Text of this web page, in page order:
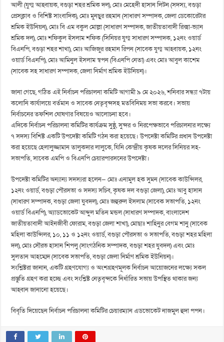
আলী (যুগ্ম আহ্বায়ক, বগুড়া শহর শ্রমিক দল), মোঃ মেহেদী হাসান লিটন (সদস্য, বগুড়া
প্রেসক্লাব ও বিশিষ্ট সাংবাদিক), মোঃ মুনছুর রহমান (সাধারণ সম্পাদক, জেলা ডেকোরেটার
শ্রমিক ইউনিয়ন), মোঃ বি এম বকুল মোল্লা (সাধারণ সম্পাদক, জাতীয়তাবাদী রিক্সা-ভ্যান
শ্রমিক দল), মোঃ শফিকুল ইসলাম শফিক (সিনিয়র যুগ্ম সাধারণ সম্পাদক, ১২নং ওয়ার্ড
বিএনপি, বগুড়া শহর শাখা), মোঃ আজিজুর রহমান রিপন (সাবেক যুগ্ম আহ্বায়ক, ১২নং
ওয়ার্ড বিএনপি), মোঃ আমিনুল ইসলাম স্বপন (বিএনপি নেতা) এবং মোঃ আবুল কাশেম
(সাবেক সহ সাধারণ সম্পাদক, জেলা নির্মাণ শ্রমিক ইউনিয়ন)।
জানা গেছে, গঠিত এই নির্বাচন পরিচালনা কমিটি আগামী ৯ মে ২০২৬, শনিবার সন্ধ্যা ৭টায়
কলোনি কার্যালয়ে বর্তমান ও সাবেক নেতৃবৃন্দসহ মতবিনিময় সভা করবে। সভায়
নির্বাচনের তফশিল ঘোষণার বিষয়েও আলোচনা হবে।
এদিকে নির্বাচন পরিচালনা কমিটির কার্যক্রম সুষ্ঠু, সুন্দর ও নিরপেক্ষভাবে পরিচালনার লক্ষ্যে
৭ সদস্য বিশিষ্ট একটি উপদেষ্টা কমিটি গঠন করা হয়েছে। উপদেষ্টা কমিটির প্রধান উপদেষ্টা
করা হয়েছে হেলালুজ্জামান তালুকদার লালুকে, যিনি কেন্দ্রীয় কৃষক দলের সিনিয়র সহ-
সভাপতি, সাবেক এমপি ও বিএনপি চেয়ারপারসনের উপদেষ্টা।
উপদেষ্টা কমিটির অন্যান্য সদস্যরা হলেন— মোঃ এনামুল হক সুমন (সাবেক কাউন্সিলর,
১২নং ওয়ার্ড, বগুড়া পৌরসভা ও সদস্য সচিব, কৃষক দল বগুড়া জেলা), মোঃ আবু হাসান
(সাধারণ সম্পাদক, বগুড়া জেলা যুবদল), মোঃ জহুরুল ইসলাম (সাবেক সভাপতি, ১২নং
ওয়ার্ড বিএনপি), অ্যাডভোকেট আব্দুল মতিন মন্ডল (সাধারণ সম্পাদক, বাংলাদেশ
জাতীয়তাবাদী আইনজীবী ফোরাম, বগুড়া জেলা শাখা), মোছাঃ শাহিনুর বেগম শানু (সাবেক
মহিলা কাউন্সিলর, ১০, ১১ ও ১২নং ওয়ার্ড, বগুড়া পৌরসভা ও সভাপতি, বগুড়া শহর মহিলা
দল), মোঃ সৌরভ হাসান শিপলু (সাংগঠনিক সম্পাদক, বগুড়া শহর যুবদল) এবং মোঃ
সুলতান আহম্মেদ (সাবেক সভাপতি, বগুড়া জেলা নির্মাণ শ্রমিক ইউনিয়ন)।
সংশ্লিষ্টরা জানান, একটি গ্রহণযোগ্য ও অংশগ্রহণমূলক নির্বাচন আয়োজনের লক্ষ্যে সকল
প্রস্তুতি গ্রহণ করা হচ্ছে এবং সংশ্লিষ্ট নেতৃবৃন্দকে নির্ধারিত সভায় উপস্থিত থাকার জন্য
আহ্বান জানানো হয়েছে।
বিবৃতি দিয়েছেন নির্বাচন পরিচালনা কমিটির চেয়ারম্যান এডভোকেট নাজমুল হুদা পপন।